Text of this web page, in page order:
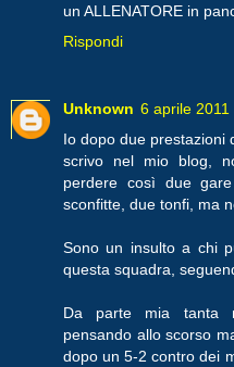
un ALLENATORE in
Rispondi
Unknown 6 aprile
Io dopo due prestazioni
scrivo nel mio blog,
perdere così due
sconfitte, due tonfi, ma
Sono un insulto a chi
questa squadra,
Da parte mia tanta
pensando allo scorso
dopo un 5-2 contro dei